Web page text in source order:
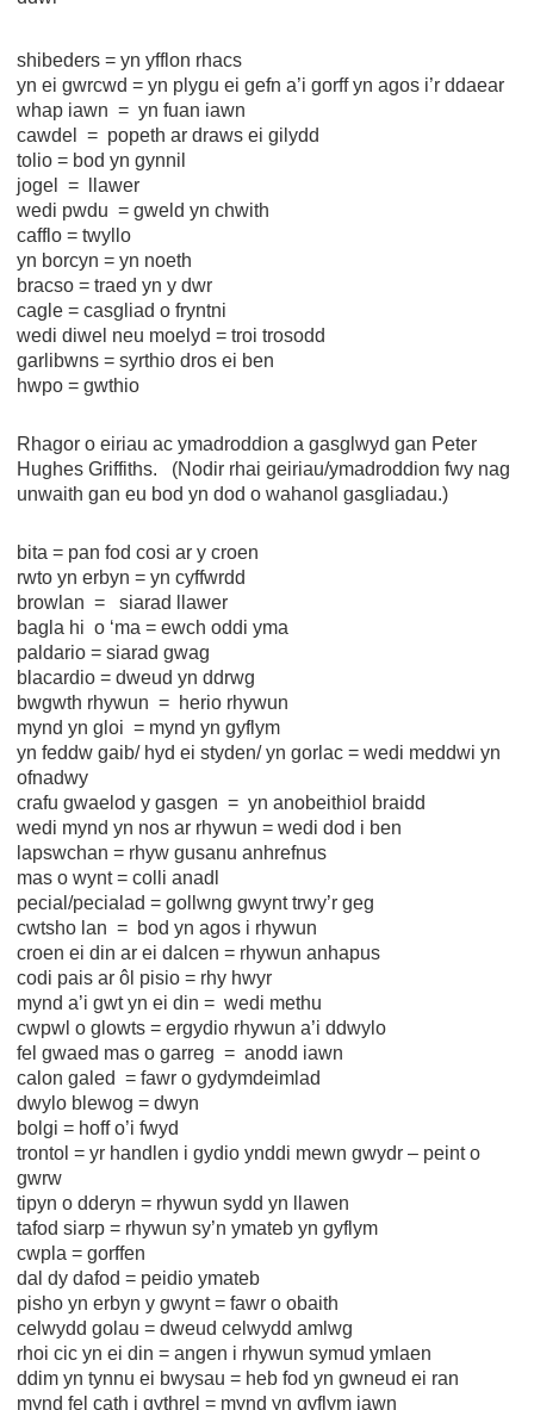
shibeders = yn yfflon rhacs
yn ei gwrcwd = yn plygu ei gefn a’i gorff yn agos i’r ddaear
whap iawn = yn fuan iawn
cawdel = popeth ar draws ei gilydd
tolio = bod yn gynnil
jogel = llawer
wedi pwdu = gweld yn chwith
cafflo = twyllo
yn borcyn = yn noeth
bracso = traed yn y dwr
cagle = casgliad o fryntni
wedi diwel neu moelyd = troi trosodd
garlibwns = syrthio dros ei ben
hwpo = gwthio
Rhagor o eiriau ac ymadroddion a gasglwyd gan Peter
Hughes Griffiths. (Nodir rhai geiriau/ymadroddion fwy nag
unwaith gan eu bod yn dod o wahanol gasgliadau.)
bita = pan fod cosi ar y croen
rwto yn erbyn = yn cyffwrdd
browlan = siarad llawer
bagla hi o ‘ma = ewch oddi yma
paldario = siarad gwag
blacardio = dweud yn ddrwg
bwgwth rhywun = herio rhywun
mynd yn gloi = mynd yn gyflym
yn feddw gaib/ hyd ei styden/ yn gorlac = wedi meddwi yn
ofnadwy
crafu gwaelod y gasgen = yn anobeithiol braidd
wedi mynd yn nos ar rhywun = wedi dod i ben
lapswchan = rhyw gusanu anhrefnus
mas o wynt = colli anadl
pecial/pecialad = gollwng gwynt trwy’r geg
cwtsho lan = bod yn agos i rhywun
croen ei din ar ei dalcen = rhywun anhapus
codi pais ar ôl pisio = rhy hwyr
mynd a’i gwt yn ei din = wedi methu
cwpwl o glowts = ergydio rhywun a’i ddwylo
fel gwaed mas o garreg = anodd iawn
calon galed = fawr o gydymdeimlad
dwylo blewog = dwyn
bolgi = hoff o’i fwyd
trontol = yr handlen i gydio ynddi mewn gwydr – peint o
gwrw
tipyn o dderyn = rhywun sydd yn llawen
tafod siarp = rhywun sy’n ymateb yn gyflym
cwpla = gorffen
dal dy dafod = peidio ymateb
pisho yn erbyn y gwynt = fawr o obaith
celwydd golau = dweud celwydd amlwg
rhoi cic yn ei din = angen i rhywun symud ymlaen
ddim yn tynnu ei bwysau = heb fod yn gwneud ei ran
mynd fel cath i gythrel = mynd yn gyflym iawn